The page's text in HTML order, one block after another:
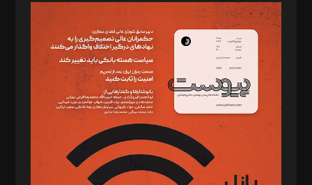
مدیر مسئول: محمدباقر اثنی‌عشری
سردبیر: مهرک محمودی
دبیر تحریریه: میثم قاسمی
د‌بیر ناداستان: سمانه سمیع
د‌بیر خدمت و تجارت: ابوالفضل رجبی
د‌بیر حقوق فناوری: حسام‌الدین ایپکچی
د‌بیر پیوست جهان: مینا پاکدل
د‌بیر تحریریه آنلاین: بابک نقاش
تحریریه‌: مجتبی محمود‌ی، آرش برهمند، یسنا امان‌پور، سروش کرمیان،